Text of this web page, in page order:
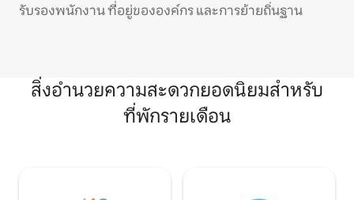
รับรองพนักงาน ที่อยู่ขององค์กร และการย้ายถิ่นฐาน
สิ่งอำนวยความสะดวกยอดนิยมสำหรับ
ที่พักรายเดือน